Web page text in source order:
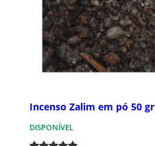
Incenso Zalim em pó 50 gr
DISPONÍVEL